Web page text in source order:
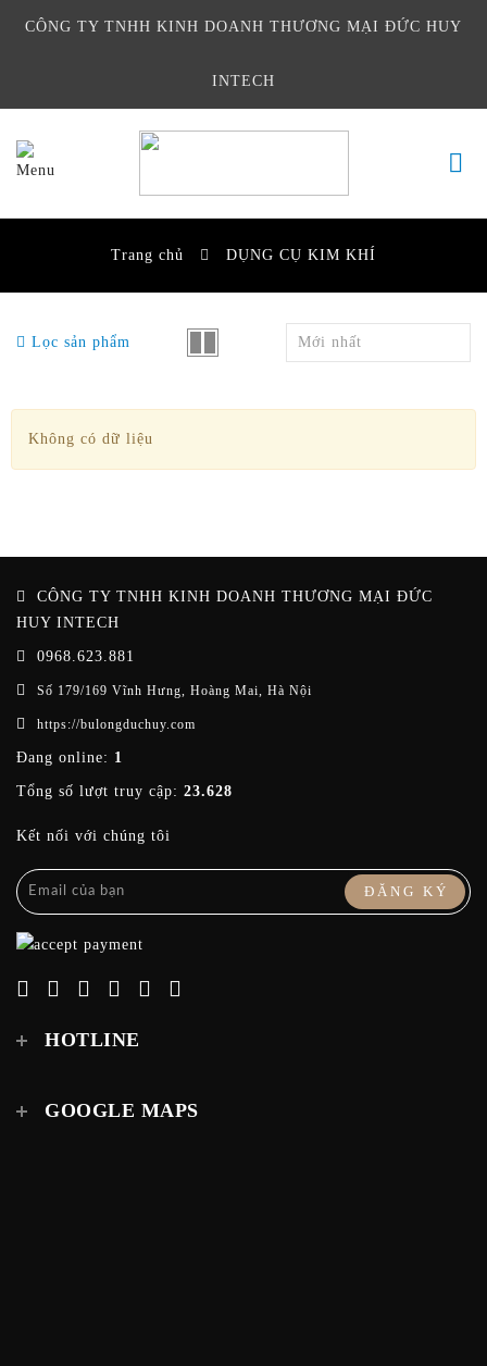
CÔNG TY TNHH KINH DOANH THƯƠNG MẠI ĐỨC HUY
INTECH
Trang chủ DỤNG CỤ KIM KHÍ
Lọc sản phẩm Mới nhất
Không có dữ liệu
CÔNG TY TNHH KINH DOANH THƯƠNG MẠI ĐỨC
HUY INTECH
0968.623.881
Số 179/169 Vĩnh Hưng, Hoàng Mai, Hà Nội
https://bulongduchuy.com
Đang online: 1
Tổng số lượt truy cập: 23.628
Kết nối với chúng tôi
ĐĂNG KÝ
HOTLINE
GOOGLE MAPS